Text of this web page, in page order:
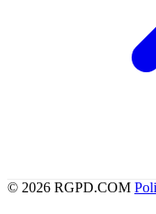
© 2026 RGPD.COM